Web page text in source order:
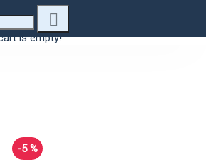
is empty!
-5 %